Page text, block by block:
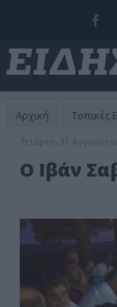
Αρχική Τοπικές
Τετάρτη, 31
Ο Ιβάν